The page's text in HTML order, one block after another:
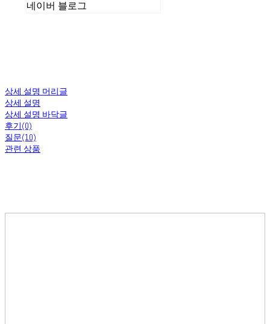
네이버 블로그
상세 설명 머리글
상세 설명
상세 설명 바닥글
후기(0)
질문(10)
관련 상품